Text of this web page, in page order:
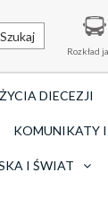
Szukaj
Rozkład
DIECEZJI
KOMUNIKATY
I ŚWIAT